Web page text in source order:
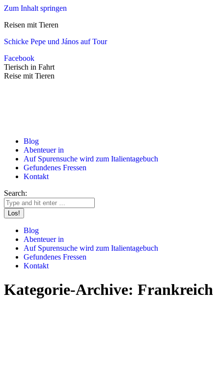
Zum Inhalt springen
Reisen mit Tieren
Schicke Pepe und János auf Tour
Facebook
Tierisch in Fahrt
Reise mit Tieren
Blog
Abenteuer in
Auf Spurensuche wird zum Italientagebuch
Gefundenes Fressen
Kontakt
Search:
Blog
Abenteuer in
Auf Spurensuche wird zum Italientagebuch
Gefundenes Fressen
Kontakt
Kategorie-Archive: Frankreich